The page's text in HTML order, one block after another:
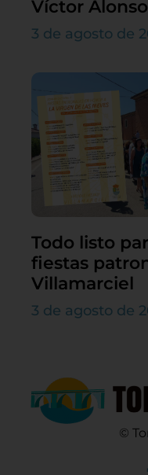
Víctor
3 de agosto de
Todo listo
fiestas
Villamarciel
3 de agosto de
©